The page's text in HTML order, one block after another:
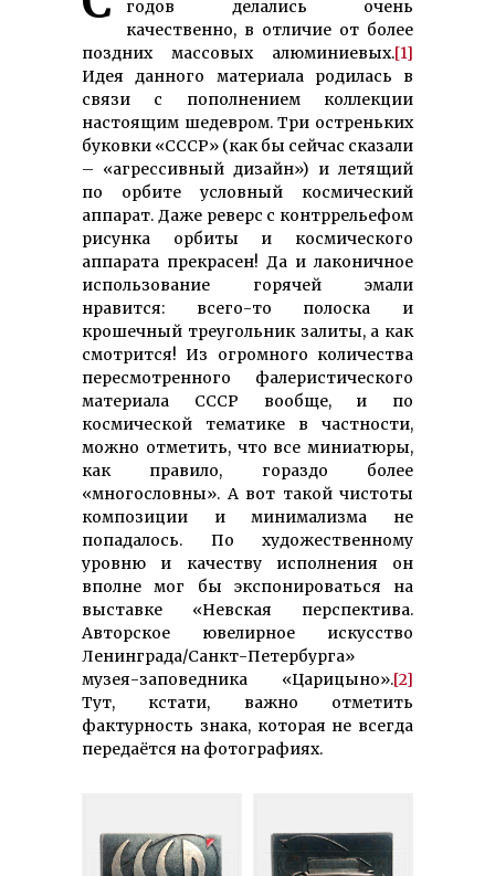
годов делались очень
качественно, в отличие от более
поздних массовых алюминиевых.[1]
Идея данного материала родилась в
связи с пополнением коллекции
настоящим шедевром. Три остреньких
буковки «СССР» (как бы сейчас сказали
– «агрессивный дизайн») и летящий
по орбите условный космический
аппарат. Даже реверс с контррельефом
рисунка орбиты и космического
аппарата прекрасен! Да и лаконичное
использование горячей эмали
нравится: всего-то полоска и
крошечный треугольник залиты, а как
смотрится! Из огромного количества
пересмотренного фалеристического
материала СССР вообще, и по
космической тематике в частности,
можно отметить, что все миниатюры,
как правило, гораздо более
«многословны». А вот такой чистоты
композиции и минимализма не
попадалось. По художественному
уровню и качеству исполнения он
вполне мог бы экспонироваться на
выставке «Невская перспектива.
Авторское ювелирное искусство
Ленинграда/Санкт-Петербурга»
музея-заповедника «Царицыно».[2]
Тут, кстати, важно отметить
фактурность знака, которая не всегда
передаётся на фотографиях.